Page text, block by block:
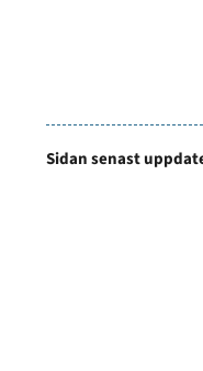
Sidan senast